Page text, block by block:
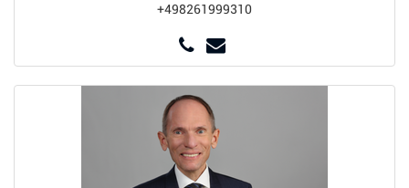
+498261999310